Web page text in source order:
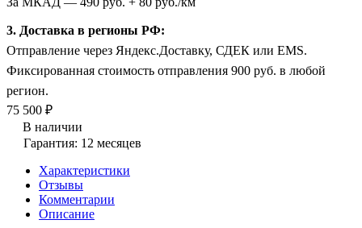
3. Доставка в регионы РФ:
Отправление через Яндекс.Доставку, СДЕК или EMS.
Фиксированная стоимость отправления 900 руб. в любой
регион.
75 500 ₽
В наличии
Гарантия: 12 месяцев
Характеристики
Отзывы
Комментарии
Описание